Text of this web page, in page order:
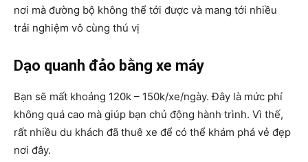
nơi mà đường bộ không thể tới được và mang tới nhiều
trải nghiệm vô cùng thú vị
Dạo quanh đảo bằng xe máy
Bạn sẽ mất khoảng 120k – 150k/xe/ngày. Đây là mức phí
không quá cao mà giúp bạn chủ động hành trình. Vì thế,
rất nhiều du khách đã thuê xe để có thể khám phá vẻ đẹp
nơi đây.